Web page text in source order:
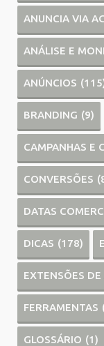
ANUNCIA VIA
ANÁLISE E
ANÚNCIOS
BRANDING (9)
CAMPANHAS E
CONVERSÕES
DATAS
DICAS (178)
EXTENSÕES
FERRAMENTAS
GLOSSÁRIO (1)